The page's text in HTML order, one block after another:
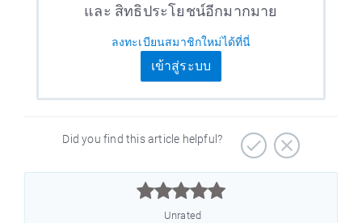
และ สิทธิประโยชน์อีกมากมาย
ลงทะเบียนสมาชิกใหม่ได้ที่นี่
เข้าสู่ระบบ
Did you find this article helpful?



Unrated